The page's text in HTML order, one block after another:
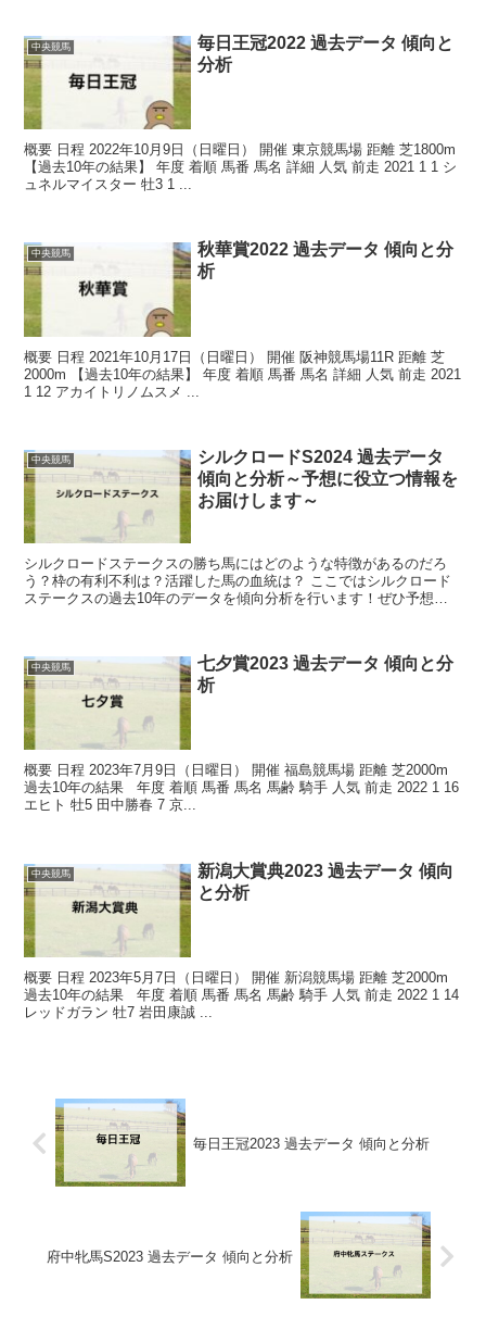
中央競馬
毎日王冠2022 過去データ 傾向と
分析
概要 日程 2022年10月9日（日曜日） 開催 東京競馬場 距離 芝1800m
【過去10年の結果】 年度 着順 馬番 馬名 詳細 人気 前走 2021 1 1 シ
ュネルマイスター 牡3 1 ...
中央競馬
秋華賞2022 過去データ 傾向と分
析
概要 日程 2021年10月17日（日曜日） 開催 阪神競馬場11R 距離 芝
2000m 【過去10年の結果】 年度 着順 馬番 馬名 詳細 人気 前走 2021
1 12 アカイトリノムスメ ...
中央競馬
シルクロードS2024 過去データ
傾向と分析～予想に役立つ情報を
お届けします～
シルクロードステークスの勝ち馬にはどのような特徴があるのだろ
う？枠の有利不利は？活躍した馬の血統は？ ここではシルクロード
ステークスの過去10年のデータを傾向分析を行います！ぜひ予想に
中央競馬
七夕賞2023 過去データ 傾向と分
析
概要 日程 2023年7月9日（日曜日） 開催 福島競馬場 距離 芝2000m
過去10年の結果 年度 着順 馬番 馬名 馬齢 騎手 人気 前走 2022 1 16
エヒト 牡5 田中勝春 7 京...
中央競馬
新潟大賞典2023 過去データ 傾向
と分析
概要 日程 2023年5月7日（日曜日） 開催 新潟競馬場 距離 芝2000m
過去10年の結果 年度 着順 馬番 馬名 馬齢 騎手 人気 前走 2022 1 14
レッドガラン 牡7 岩田康誠 ...
毎日王冠2023 過去データ 傾向と分析
府中牝馬S2023 過去データ 傾向と分析